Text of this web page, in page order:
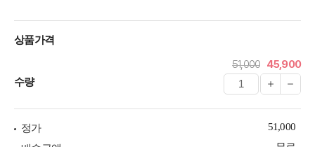
상품가격
51,000 45,900
수량
정가
51,000